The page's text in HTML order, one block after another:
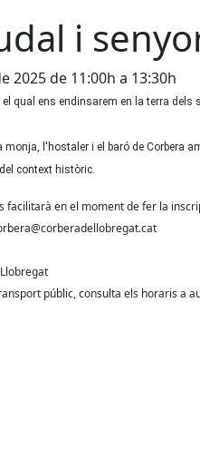
i
2025 de 11:00h a 13:30h
qual ens endinsarem en la terra dels
l'hostaler i el baró de Corbera
context històric.
facilitarà en el moment de fer la
públic, consulta els horaris a